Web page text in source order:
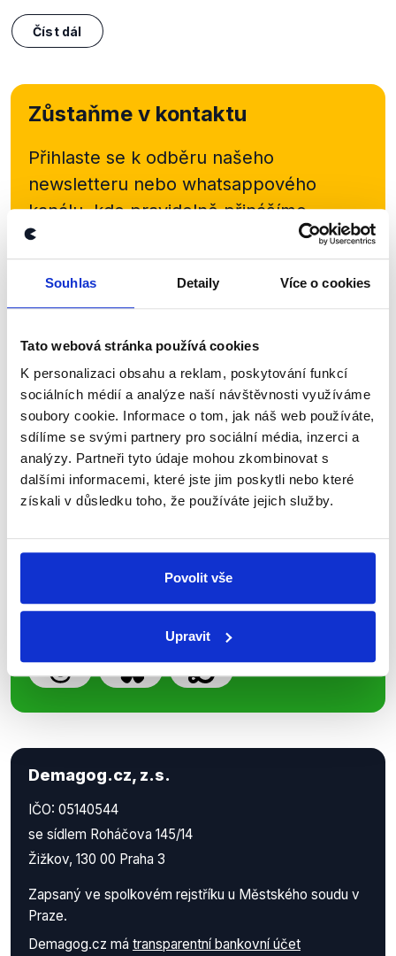
Souhlas Detaily Více o cookies
Tato webová stránka používá cookies
K personalizaci obsahu a reklam, poskytování funkcí
sociálních médií a analýze naší návštěvnosti využíváme
soubory cookie. Informace o tom, jak náš web používáte,
sdílíme se svými partnery pro sociální média, inzerci a
analýzy. Partneři tyto údaje mohou zkombinovat s
dalšími informacemi, které jste jim poskytli nebo které
získali v důsledku toho, že používáte jejich služby.
Povolit vše
Upravit
Číst dál
Zůstaňme v kontaktu
Přihlaste se k odběru našeho
newsletteru nebo whatsappového
kanálu, kde pravidelně přinášíme
shrnutí nejzajímavějších článků a analýz.
Začněte nás odebírat, a mějte tak
přehled o tom, jaké dezinformace a
Newsletter WhatsApp
Sociální sítě
Nenechte si ujít nejnovější události
příspěvků přátelům podpoříte naši
Demagog.cz, z.s.
IČO: 05140544
se sídlem Roháčova 145/14
Žižkov, 130 00 Praha 3
Zapsaný ve spolkovém rejstříku u Městského soudu v
Praze.
Demagog.cz má transparentní bankovní účet